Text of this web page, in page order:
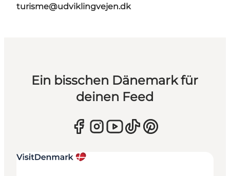
turisme@udviklingvejen.dk
Ein bisschen Dänemark für
deinen Feed